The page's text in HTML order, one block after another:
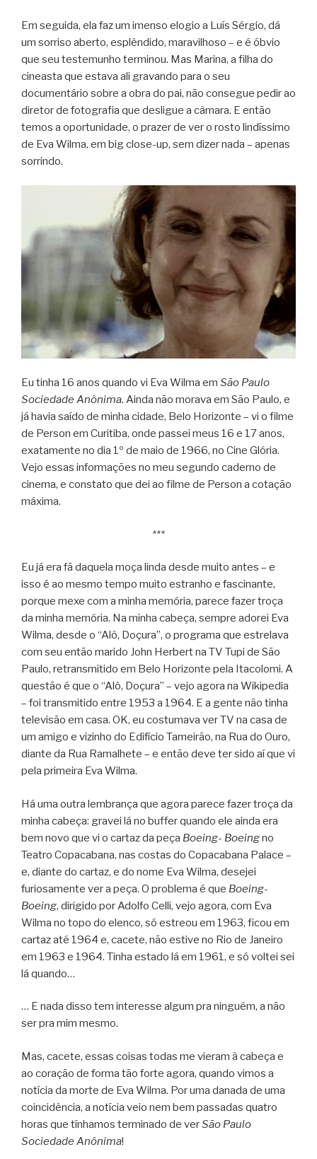
Em seguida, ela faz um imenso elogio a Luís Sérgio, dá
um sorriso aberto, esplêndido, maravilhoso – e é óbvio
que seu testemunho terminou. Mas Marina, a filha do
cineasta que estava ali gravando para o seu
documentário sobre a obra do pai, não consegue pedir ao
diretor de fotografia que desligue a câmara. E então
temos a oportunidade, o prazer de ver o rosto lindíssimo
de Eva Wilma, em big close-up, sem dizer nada – apenas
sorrindo.
Eu tinha 16 anos quando vi Eva Wilma em São Paulo
Sociedade Anônima. Ainda não morava em São Paulo, e
já havia saído de minha cidade, Belo Horizonte – vi o filme
de Person em Curitiba, onde passei meus 16 e 17 anos,
exatamente no dia 1º de maio de 1966, no Cine Glória.
Vejo essas informações no meu segundo caderno de
cinema, e constato que dei ao filme de Person a cotação
máxima.
***
Eu já era fã daquela moça linda desde muito antes – e
isso é ao mesmo tempo muito estranho e fascinante,
porque mexe com a minha memória, parece fazer troça
da minha memória. Na minha cabeça, sempre adorei Eva
Wilma, desde o “Alô, Doçura”, o programa que estrelava
com seu então marido John Herbert na TV Tupi de São
Paulo, retransmitido em Belo Horizonte pela Itacolomi. A
questão é que o “Alô, Doçura” – vejo agora na Wikipedia
– foi transmitido entre 1953 a 1964. E a gente não tinha
televisão em casa. OK, eu costumava ver TV na casa de
um amigo e vizinho do Edifício Tameirão, na Rua do Ouro,
diante da Rua Ramalhete – e então deve ter sido aí que vi
pela primeira Eva Wilma.
Há uma outra lembrança que agora parece fazer troça da
minha cabeça: gravei lá no buffer quando ele ainda era
bem novo que vi o cartaz da peça Boeing- Boeingno
Teatro Copacabana, nas costas do Copacabana Palace –
e, diante do cartaz, e do nome Eva Wilma, desejei
furiosamente ver a peça. O problema é que Boeing-
Boeing, dirigido por Adolfo Celli, vejo agora, com Eva
Wilma no topo do elenco, só estreou em 1963, ficou em
cartaz até 1964 e, cacete, não estive no Rio de Janeiro
em 1963 e 1964. Tinha estado lá em 1961, e só voltei sei
lá quando…
… E nada disso tem interesse algum pra ninguém, a não
ser pra mim mesmo.
Mas, cacete, essas coisas todas me vieram à cabeça e
ao coração de forma tão forte agora, quando vimos a
notícia da morte de Eva Wilma. Por uma danada de uma
coincidência, a notícia veio nem bem passadas quatro
horas que tínhamos terminado de verSão Paulo
Sociedade Anônima!